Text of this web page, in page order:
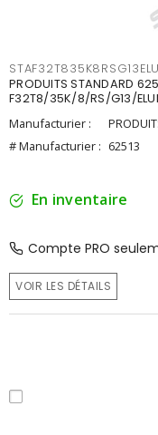
PRODUITS STANDARD
F32T8/35K/8/RS/G13/
Manufacturier :
# Manufacturier : 62513
En inventaire
Compte PRO
VOIR LES DÉTAILS